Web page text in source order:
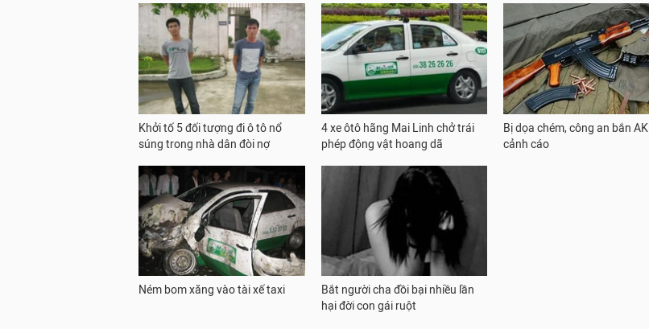
Khởi tố 5 đối tượng đi ô tô nổ
súng trong nhà dân đòi nợ
4 xe ôtô hãng Mai Linh chở trái
phép động vật hoang dã
Bị dọa chém, công an bắn AK
cảnh cáo
Ném bom xăng vào tài xế taxi
Bắt người cha đồi bại nhiều lần
hại đời con gái ruột